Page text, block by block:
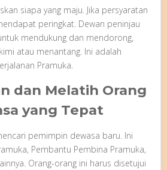
siapa yang maju. Jika persyaratan
peringkat. Dewan peninjau
mendukung dan mendorong,
atau menantang. Ini adalah
Pramuka.
dan Melatih Orang
yang Tepat
pemimpin dewasa baru. Ini
Pembantu Pembina Pramuka,
Orang-orang ini harus disetujui